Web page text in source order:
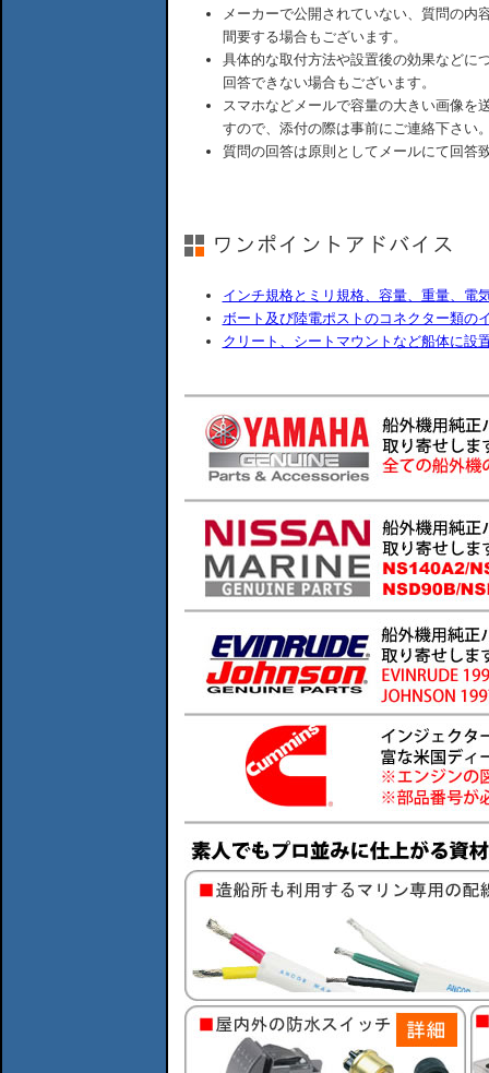
メーカーで公開されていない、質問の内
間要する場合もございます。
具体的な取付方法や設置後の効果などに
回答できない場合もございます。
スマホなどメールで容量の大きい画像を
すので、添付の際は事前にご連絡下さい
質問の回答は原則としてメールにて回答
インチ規格とミリ規格、容量、重量、電
ボート及び陸電ポストのコネクター類の
クリート、シートマウントなど船体に設